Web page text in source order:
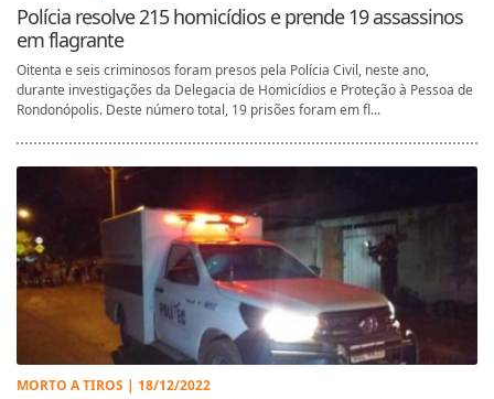
Polícia resolve 215 homicídios e prende 19 assassinos
em flagrante
Oitenta e seis criminosos foram presos pela Polícia Civil, neste ano,
durante investigações da Delegacia de Homicídios e Proteção à Pessoa de
Rondonópolis. Deste número total, 19 prisões foram em fl...
MORTO A TIROS | 18/12/2022